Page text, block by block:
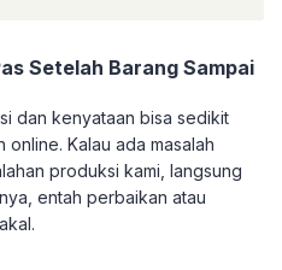
Setelah Barang Sampai
dan kenyataan bisa sedikit
Kalau ada masalah
produksi kami, langsung
entah perbaikan atau